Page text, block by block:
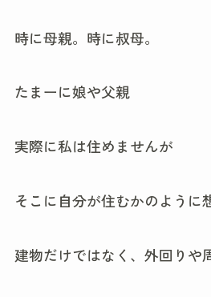
時に母親。時に叔母。
たまーに娘や父親
実際に私は住めませんが
そこに自分が住むかのように
建物だけではなく、外回りや